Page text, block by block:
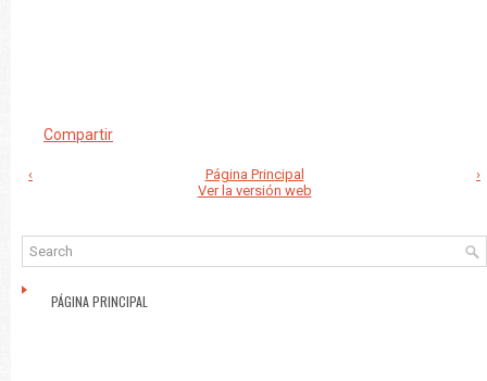
Compartir
‹ ›
Página Principal
Ver la versión web
PÁGINA PRINCIPAL